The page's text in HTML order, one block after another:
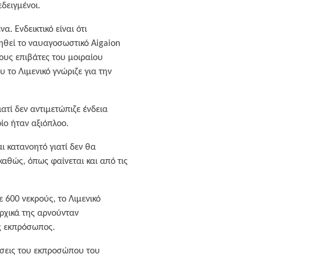
είναι ότι
το ναυαγοσωστικό Aigaion
επιβάτες του μοιραίου
Λιμενικό γνώριζε για την
δεν αντιμετώπιζε ένδεια
ήταν αξιόπλοο.
κατανοητό γιατί δεν θα
όπως φαίνεται και από τις
νεκρούς, το Λιμενικό
της αρνούνταν
εκπρόσωπος.
του εκπροσώπου του